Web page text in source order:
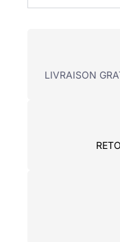
LIVRAISON